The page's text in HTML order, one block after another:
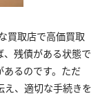
買取店で高価買取
、残債がある状態で
るのです。ただ
え、適切な手続きを